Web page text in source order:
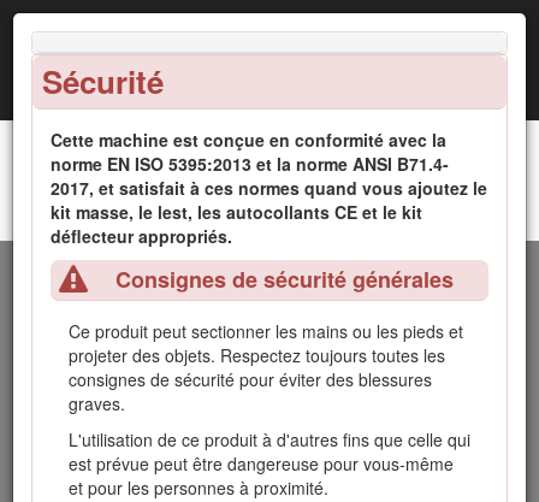
Sécurité
Cette machine est conçue en conformité avec la
norme EN ISO 5395:2013 et la norme ANSI B71.4-
2017, et satisfait à ces normes quand vous ajoutez le
kit masse, le lest, les autocollants CE et le kit
déflecteur appropriés.
Consignes de sécurité générales
Ce produit peut sectionner les mains ou les pieds et
projeter des objets. Respectez toujours toutes les
consignes de sécurité pour éviter des blessures
graves.
L'utilisation de ce produit à d'autres fins que celle qui
est prévue peut être dangereuse pour vous-même
et pour les personnes à proximité.
Groupe de déplacement à 2 roues motrices
Greensmaster® 3150
Introduction
Cette machine est une tondeuse de greens autoportée à
cylindre prévue pour les utilisateurs professionnels employés
à des applications commerciales. Elle est principalement
conçue pour tondre les pelouses régulièrement entretenues
dans les parcs, les terrains de golf, les terrains de sports et
les espaces verts commerciaux. Elle n'est pas conçue pour
routes ni pour des utilisations agricoles.
Important: Pour maximiser la sécurité, les performances